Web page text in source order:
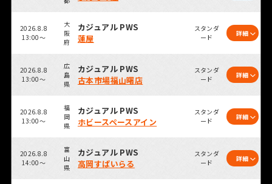
2026.8.8
13:00～
大
阪
府
カジュアル PWS
蓮屋
スタンダ
ード
詳細
2026.8.8
13:00～
広
島
県
カジュアル PWS
古本市場福山曙店
スタンダ
ード
詳細
2026.8.8
13:00～
福
岡
県
カジュアル PWS
ホビースペースアイン
スタンダ
ード
詳細
2026.8.8
14:00～
富
山
県
カジュアル PWS
高岡すぱいらる
スタンダ
ード
詳細